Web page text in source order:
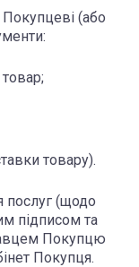
(або
товару).
послуг (щодо
підписом та
Покупцю
Покупця.